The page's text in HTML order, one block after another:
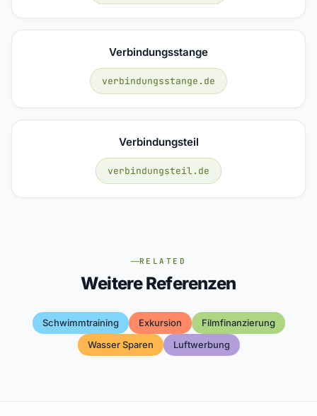
Verbindungsstange
verbindungsstange.de
Verbindungsteil
verbindungsteil.de
RELATED
Weitere Referenzen
Schwimmtraining Exkursion
Filmfinanzierung
Wasser Sparen
Luftwerbung